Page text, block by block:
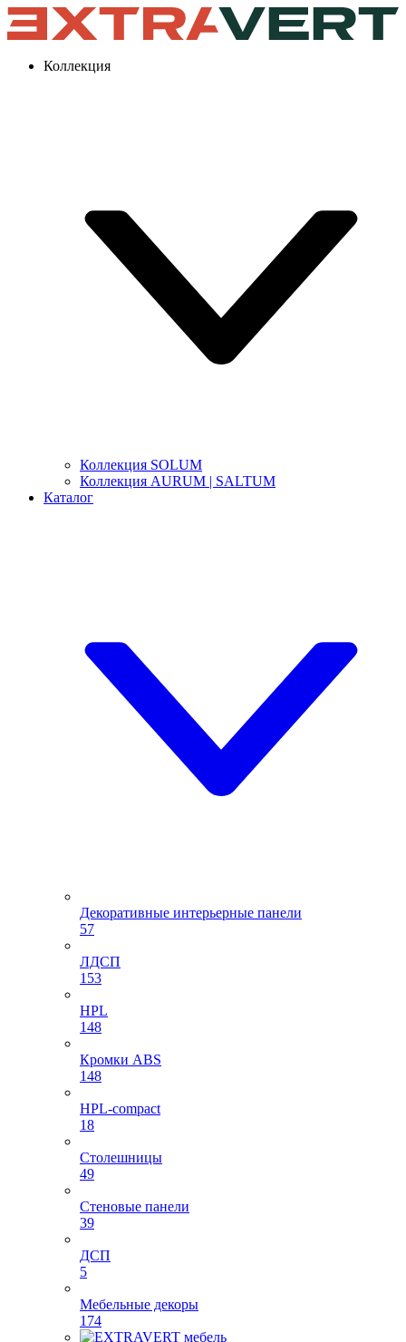
Коллекция
Коллекция SOLUM
Коллекция AURUM | SALTUM
Каталог
Декоративные интерьерные панели
57
ЛДСП
153
HPL
148
Кромки ABS
148
HPL-compact
18
Столешницы
49
Стеновые панели
39
ДСП
5
Мебельные декоры
174